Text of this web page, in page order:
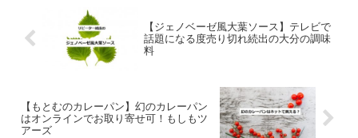
【ジェノベーゼ風大葉ソース】テレビで
話題になる度売り切れ続出の大分の調味
料
【もとむのカレーパン】幻のカレーパン
はオンラインでお取り寄せ可！もしもツ
アーズ